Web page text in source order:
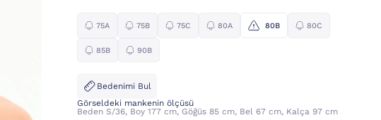
75A 75B 75C 80A 80B 80C
85B 90B
Bedenimi Bul
Görseldeki mankenin ölçüsü
Beden S/36, Boy 177 cm, Göğüs 85 cm, Bel 67 cm, Kalça 97 cm